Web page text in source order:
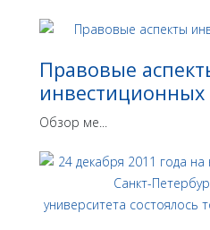
Правовые
инвестиционных
Обзор ме...